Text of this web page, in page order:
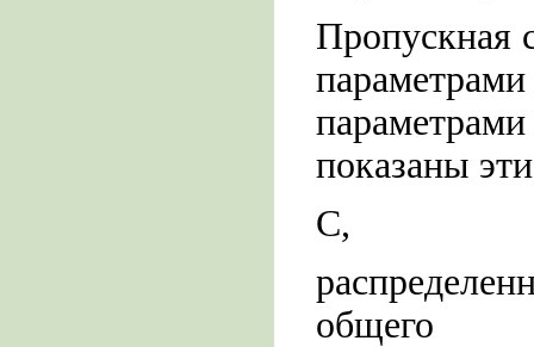
Пропускная
показаны
С,
общего